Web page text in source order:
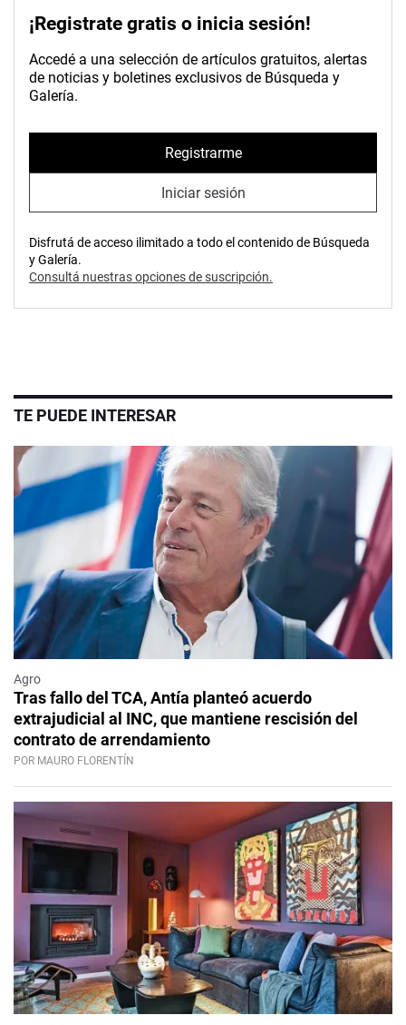
¡Registrate gratis o inicia sesión!
Accedé a una selección de artículos gratuitos, alertas
de noticias y boletines exclusivos de Búsqueda y
Galería.
Registrarme
Iniciar sesión
Disfrutá de acceso ilimitado a todo el contenido de Búsqueda
y Galería.
Consultá nuestras opciones de suscripción.
TE PUEDE INTERESAR
Agro
Tras fallo del TCA, Antía planteó acuerdo
extrajudicial al INC, que mantiene rescisión del
contrato de arrendamiento
POR MAURO FLORENTÍN